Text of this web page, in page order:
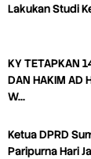
Lakukan Studi
KY TETAPKAN
DAN HAKIM AD
W…
Ketua DPRD
Paripurna Hari